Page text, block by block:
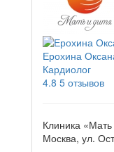
Ерохина
Кардиолог
4.8 5 отзывов
Клиника
Москва, ул.